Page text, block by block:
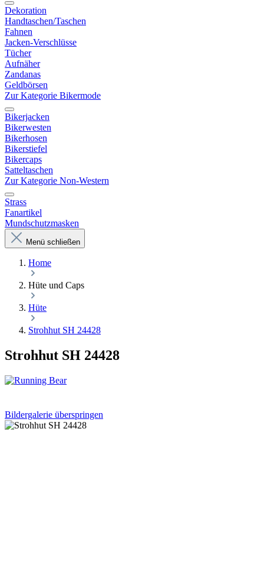
Dekoration
Handtaschen/Taschen
Fahnen
Jacken-Verschlüsse
Tücher
Aufnäher
Zandanas
Geldbörsen
Zur Kategorie Bikermode
Bikerjacken
Bikerwesten
Bikerhosen
Bikerstiefel
Bikercaps
Satteltaschen
Zur Kategorie Non-Western
Strass
Fanartikel
Mundschutzmasken
Menü schließen
Home
Hüte und Caps
Hüte
Strohhut SH 24428
Strohhut SH 24428
Bildergalerie überspringen